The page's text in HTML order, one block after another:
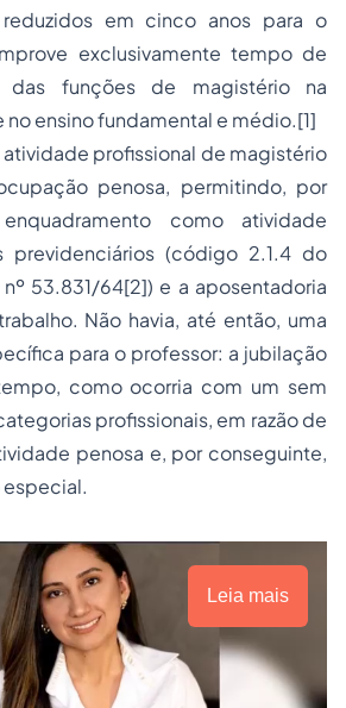
em cinco anos para o
exclusivamente tempo de
das funções de magistério na
no ensino fundamental e médio.[1]
atividade profissional de magistério
penosa, permitindo, por
como atividade
previdenciários (código 2.1.4 do
53.831/64[2]) e a aposentadoria
Não havia, até então, uma
para o professor: a jubilação
como ocorria com um sem
profissionais, em razão de
penosa e, por conseguinte,
Leia mais